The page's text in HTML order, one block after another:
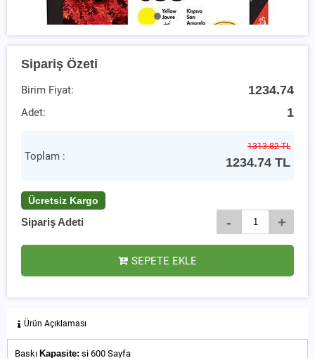
Sipariş Özeti
Birim Fiyat: 1234.74
Adet: 1
Toplam :
1313.82 TL
1234.74 TL
Ücretsiz Kargo
Sipariş Adeti - +
SEPETE EKLE
Ürün Açıklaması
Baskı Kapasite: si 600 Sayfa